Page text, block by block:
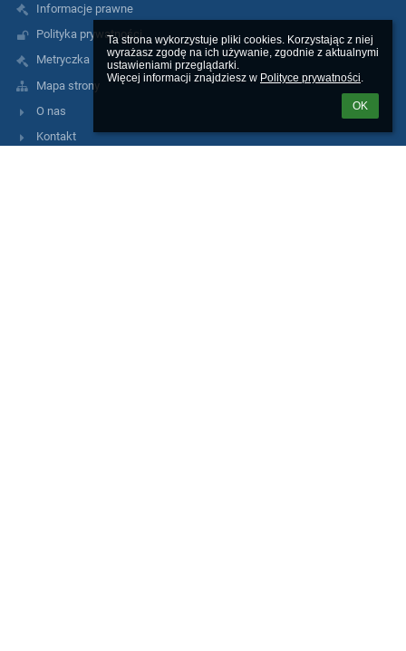
Ta strona wykorzystuje pliki cookies. Korzystając z niej
wyrażasz zgodę na ich używanie, zgodnie z aktualnymi
ustawieniami przeglądarki.
Więcej informacji znajdziesz w Polityce prywatności.
OK
Informacje prawne
Polityka prywatności
Metryczka
Mapa strony
O nas
Kontakt